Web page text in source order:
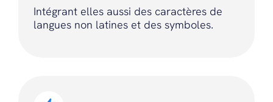
Intégrant elles aussi des caractères de
langues non latines et des symboles.